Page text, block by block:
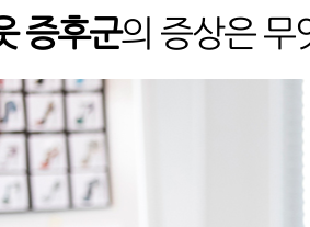
증후군의 증상은 무